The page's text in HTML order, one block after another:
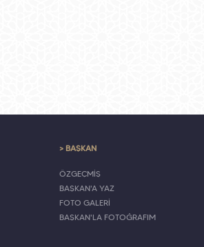
> BAŞKAN
ÖZGEÇMİŞ
BAŞKAN'A YAZ
FOTO GALERİ
BAŞKAN'LA FOTOĞRAFIM